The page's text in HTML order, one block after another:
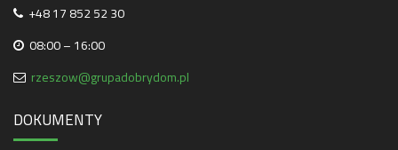
+48 17 852 52 30
08:00 – 16:00
rzeszow@grupadobrydom.pl
DOKUMENTY